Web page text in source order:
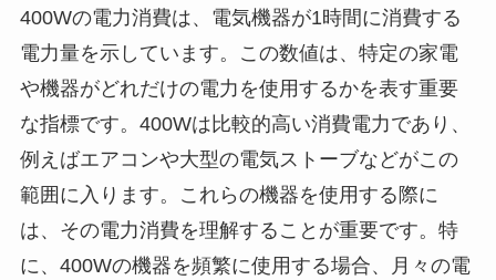
400Wの電力消費は、電気機器が1時間に消費する
電力量を示しています。この数値は、特定の家電
や機器がどれだけの電力を使用するかを表す重要
な指標です。400Wは比較的高い消費電力であり、
例えばエアコンや大型の電気ストーブなどがこの
範囲に入ります。これらの機器を使用する際に
は、その電力消費を理解することが重要です。特
に、400Wの機器を頻繁に使用する場合、月々の電